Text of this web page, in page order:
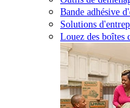
Bande adhésive
Solutions
Louez des boîtes